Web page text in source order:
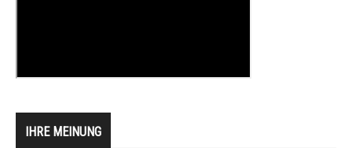
IHRE MEINUNG